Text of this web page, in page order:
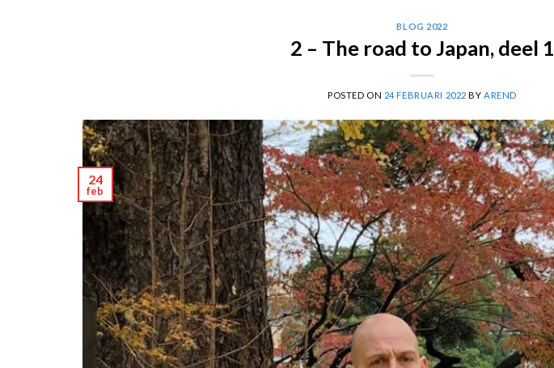
BLOG 2022
2 – The road to Japan, deel 1
POSTED ON 24 FEBRUARI 2022 BY AREND
24
feb